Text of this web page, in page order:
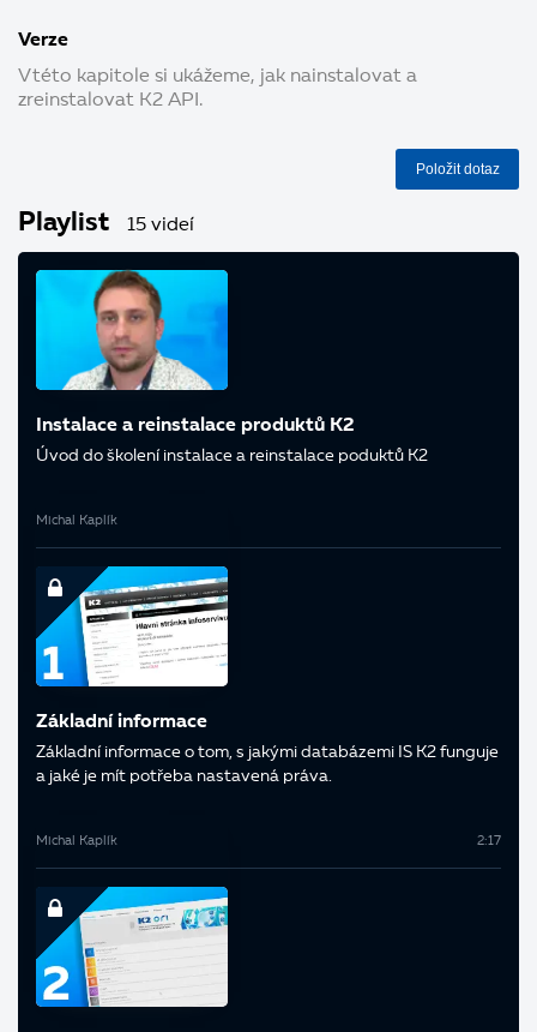
Verze
V této kapitole si ukážeme, jak nainstalovat a
zreinstalovat K2 API.
Položit dotaz
Playlist 15 videí
Instalace a reinstalace produktů K2
Úvod do školení instalace a reinstalace poduktů K2
Michal Kaplík
Základní informace
Základní informace o tom, s jakými databázemi IS K2 funguje
a jaké je mít potřeba nastavená práva.
Michal Kaplík 2:17